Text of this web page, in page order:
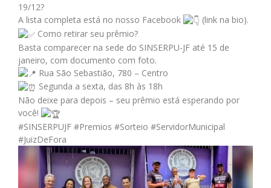
19/12?
A lista completa está no nosso Facebook
(link na bio).
Como retirar seu prêmio?
Basta comparecer na sede do SINSERPU-JF até 15 de
janeiro, com documento com foto.
Rua São Sebastião, 780 – Centro
Segunda a sexta, das 8h às 18h
Não deixe para depois – seu prêmio está esperando por
você!
#SINSERPUJF #Premios #Sorteio #ServidorMunicipal
#JuizDeFora